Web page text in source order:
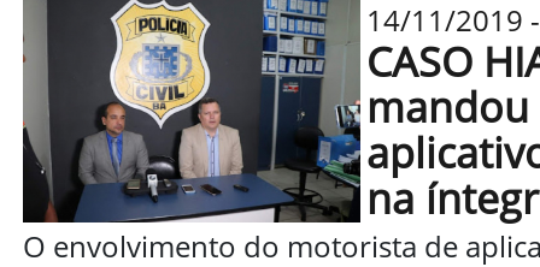
14/11/2019
CASO
na
O envolvimento do motorista de